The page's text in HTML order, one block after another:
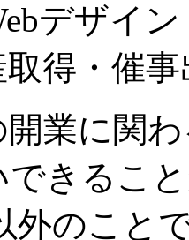
デザイ
得・催
開業に関
きるこ
外のこと